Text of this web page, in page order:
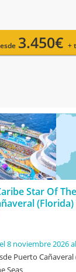
3.450€ +
Star Of
8 noviembre 2026
Puerto Cañaveral
Seas